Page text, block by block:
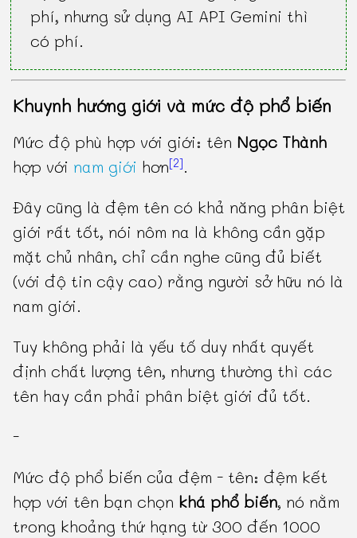
phí, nhưng sử dụng AI API Gemini thì
có phí.
Khuynh hướng giới và mức độ phổ biến
Mức độ phù hợp với giới: tên Ngọc Thành
hợp với nam giới hơn[2].
Đây cũng là đệm tên có khả năng phân biệt
giới rất tốt, nói nôm na là không cần gặp
mặt chủ nhân, chỉ cần nghe cũng đủ biết
(với độ tin cậy cao) rằng người sở hữu nó là
nam giới.
Tuy không phải là yếu tố duy nhất quyết
định chất lượng tên, nhưng thường thì các
tên hay cần phải phân biệt giới đủ tốt.
-
Mức độ phổ biến của đệm - tên: đệm kết
hợp với tên bạn chọn khá phổ biến, nó nằm
trong khoảng thứ hạng từ 300 đến 1000